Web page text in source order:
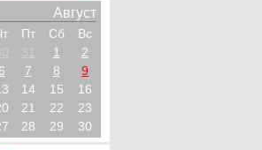
Август
Пт Сб
Вс
31 1
2
6 7 8
9
14 15
16
21 22
23
28 29 30